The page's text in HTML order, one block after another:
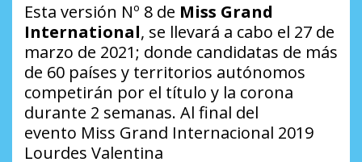
Esta versión Nº 8 de Miss Grand
International, se llevará a cabo el 27 de
marzo de 2021; donde candidatas de más
de 60 países y territorios autónomos
competirán por el título y la corona
durante 2 semanas. Al final del
evento Miss Grand Internacional 2019
Lourdes Valentina